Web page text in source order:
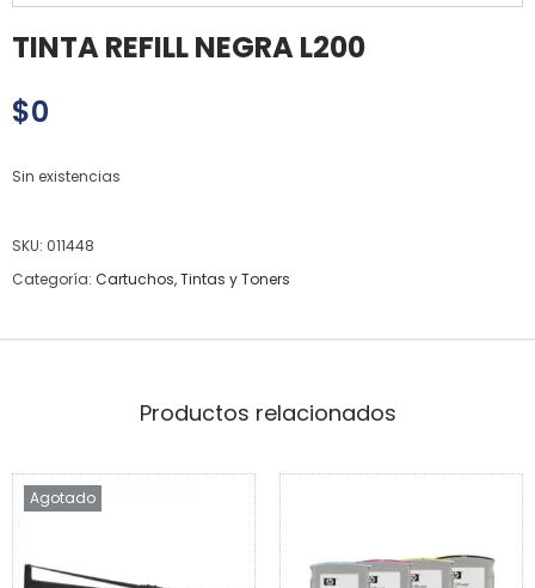
TINTA REFILL NEGRA L200
$0
Sin existencias
SKU: 011448
Categoría: Cartuchos, Tintas y Toners
Productos relacionados
Agotado